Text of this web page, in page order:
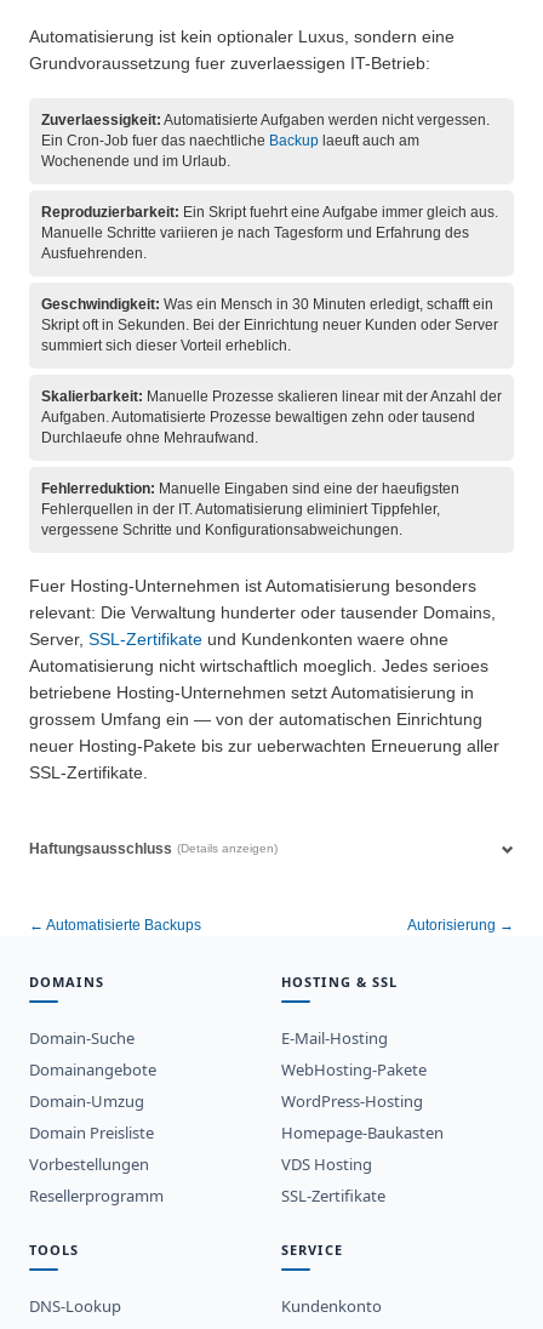
Automatisierung ist kein optionaler Luxus, sondern eine
Grundvoraussetzung fuer zuverlaessigen IT-Betrieb:
Zuverlaessigkeit: Automatisierte Aufgaben werden nicht vergessen.
Ein Cron-Job fuer das naechtliche Backup laeuft auch am
Wochenende und im Urlaub.
Reproduzierbarkeit: Ein Skript fuehrt eine Aufgabe immer gleich aus.
Manuelle Schritte variieren je nach Tagesform und Erfahrung des
Ausfuehrenden.
Geschwindigkeit: Was ein Mensch in 30 Minuten erledigt, schafft ein
Skript oft in Sekunden. Bei der Einrichtung neuer Kunden oder Server
summiert sich dieser Vorteil erheblich.
Skalierbarkeit: Manuelle Prozesse skalieren linear mit der Anzahl der
Aufgaben. Automatisierte Prozesse bewaltigen zehn oder tausend
Durchlaeufe ohne Mehraufwand.
Fehlerreduktion: Manuelle Eingaben sind eine der haeufigsten
Fehlerquellen in der IT. Automatisierung eliminiert Tippfehler,
vergessene Schritte und Konfigurationsabweichungen.
Fuer Hosting-Unternehmen ist Automatisierung besonders
relevant: Die Verwaltung hunderter oder tausender Domains,
Server, SSL-Zertifikate und Kundenkonten waere ohne
Automatisierung nicht wirtschaftlich moeglich. Jedes serioes
betriebene Hosting-Unternehmen setzt Automatisierung in
grossem Umfang ein — von der automatischen Einrichtung
neuer Hosting-Pakete bis zur ueberwachten Erneuerung aller
SSL-Zertifikate.
Haftungsausschluss (Details anzeigen)
← Automatisierte Backups Autorisierung →
DOMAINS
Domain-Suche
Domainangebote
Domain-Umzug
Domain Preisliste
Vorbestellungen
Resellerprogramm
HOSTING & SSL
E-Mail-Hosting
WebHosting-Pakete
WordPress-Hosting
Homepage-Baukasten
VDS Hosting
SSL-Zertifikate
TOOLS
DNS-Lookup
SERVICE
Kundenkonto